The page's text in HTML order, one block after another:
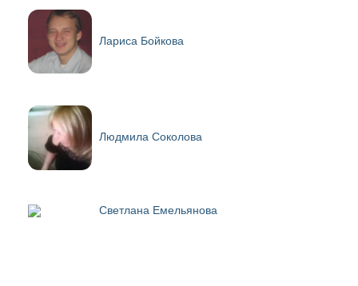
Лариса Бойкова
Людмила Соколова
Светлана Емельянова